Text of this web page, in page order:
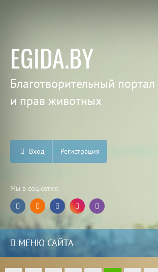
EGIDA.BY
Благотворительный
и прав животных
Вход Регистрация
Мы в соц.сетях:
МЕНЮ САЙТА